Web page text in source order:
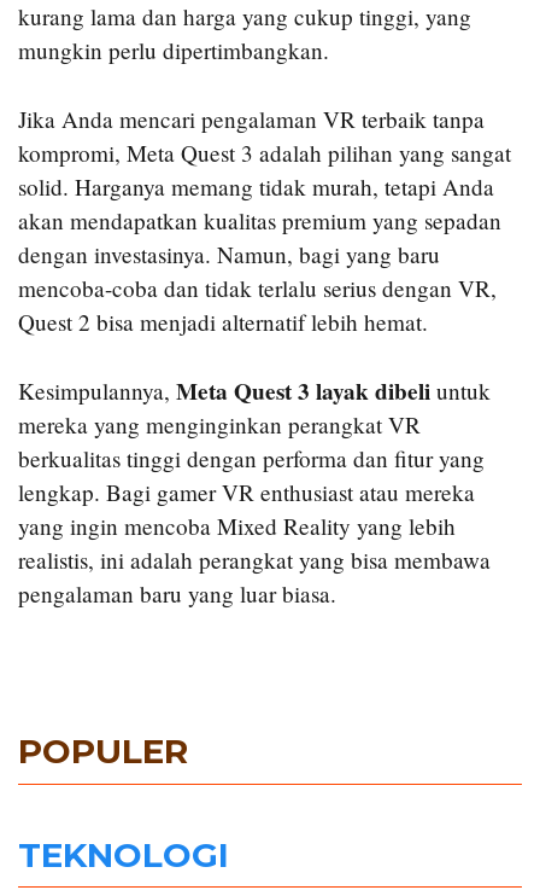
kurang lama dan harga yang cukup tinggi, yang
mungkin perlu dipertimbangkan.
Jika Anda mencari pengalaman VR terbaik tanpa
kompromi, Meta Quest 3 adalah pilihan yang sangat
solid. Harganya memang tidak murah, tetapi Anda
akan mendapatkan kualitas premium yang sepadan
dengan investasinya. Namun, bagi yang baru
mencoba-coba dan tidak terlalu serius dengan VR,
Quest 2 bisa menjadi alternatif lebih hemat.
Kesimpulannya, Meta Quest 3 layak dibeli untuk
mereka yang menginginkan perangkat VR
berkualitas tinggi dengan performa dan fitur yang
lengkap. Bagi gamer VR enthusiast atau mereka
yang ingin mencoba Mixed Reality yang lebih
realistis, ini adalah perangkat yang bisa membawa
pengalaman baru yang luar biasa.
POPULER
TEKNOLOGI